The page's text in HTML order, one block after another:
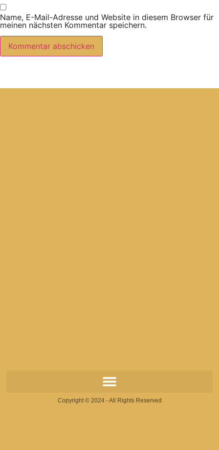
Name, E-Mail-Adresse und Website in diesem Browser für
meinen nächsten Kommentar speichern.
Copyright © 2024 - All Rights Reserved